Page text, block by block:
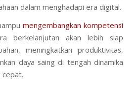
dalam menghadapi era digital.
mengembangkan kompetensi
berkelanjutan akan lebih siap
meningkatkan produktivitas,
daya saing di tengah dinamika
cepat.